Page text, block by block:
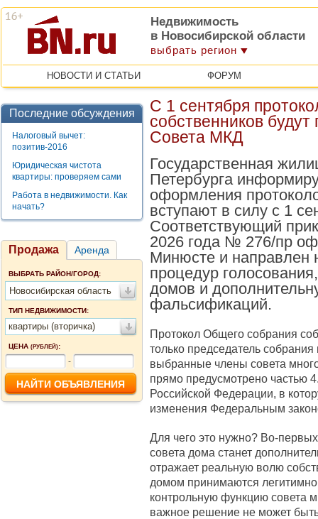
Недвижимость
в Новосибирской области
выбрать регион
НОВОСТИ И СТАТЬИ ФОРУМ
Последние обсуждения
Налоговый вычет:
позитив-2016
Юридическая чистота
квартиры: проверяем сами
Работа в недвижимости. Как
начать?
Продажа Аренда
ВЫБРАТЬ РАЙОН/ГОРОД:
Новосибирская область
ТИП НЕДВИЖИМОСТИ:
квартиры (вторичка)
ЦЕНА (РУБЛЕЙ):
-
С 1 сентября
собственников
Совета МКД
Государственная
Петербурга
оформления
вступают в силу с 1
Соответствующий
2026 года № 276/пр
Минюсте и направлен
процедур
домов и
фальсификаций.
Протокол Общего собрания
только председатель
выбранные члены совета
прямо предусмотрено частью
Российской Федерации, в
изменения Федеральным
Для чего это нужно? Во-
совета дома станет
отражает реальную волю
домом принимаются
контрольную функцию совета
важное решение не может